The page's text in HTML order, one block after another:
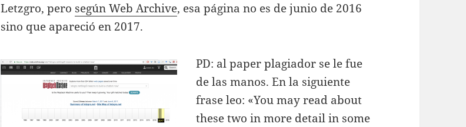
Letzgro, pero según Web Archive, esa página no es de junio de 2016
sino que apareció en 2017.
PD: al paper plagiador se le fue
de las manos. En la siguiente
frase leo: «You may read about
these two in more detail in some